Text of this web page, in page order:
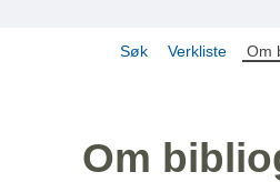
Søk Verkliste Om
Om